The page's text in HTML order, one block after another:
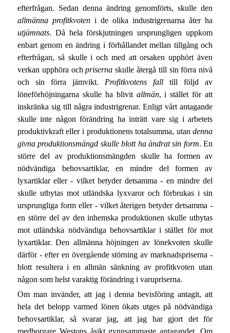
efterfrågan. Sedan denna ändring genomförts, skulle den
allmänna profitkvoteni de olika industrigrenarna åter ha
utjämnats. Då hela förskjutningen ursprungligen uppkom
enbart genom en ändring i förhållandet mellan tillgång och
efterfrågan, så skulle i och med att orsaken upphört även
verkan upphöra ochpriserna skulle återgå till sin förra nivå
och sin förra jämvikt. Profitkvotens fall till följd av
löneförhöjningarna skulle ha blivit allmän, i stället för att
inskränka sig till några industrigrenar. Enligt vårt antagande
skulle inte någon förändring ha inträtt vare sig i arbetets
produktivkraft eller i produktionens totalsumma, utandenna
givna produktionsmängd skulle blott ha ändrat sin form. En
större del av produktionsmängden skulle ha formen av
nödvändiga behovsartiklar, en mindre del formen av
lyxartiklar eller - vilket betyder detsamma - en mindre del
skulle utbytas mot utländska lyxvaror och förbrukas i sin
ursprungliga form eller - vilket återigen betyder detsamma -
en större del av den inhemska produktionen skulle utbytas
mot utländska nödvändiga behovsartiklar i stället för mot
lyxartiklar. Den allmänna höjningen av lönekvoten skulle
därför - efter en övergående störning av marknadspriserna -
blott resultera i en allmän sänkning av profitkvoten utan
någon som helst varaktig förändring i varupriserna.
Om man invänder, att jag i denna bevisföring antagit, att
hela det belopp varmed lönen ökats utges på nödvändiga
behovsartiklar, så svarar jag, att jag har gjort det för